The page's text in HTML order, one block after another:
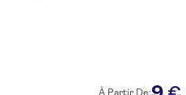
À Partir De: